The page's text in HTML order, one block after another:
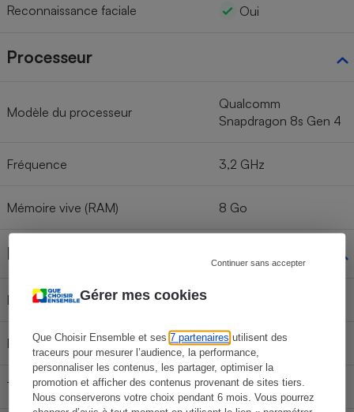
Gérer mes cookies
Que Choisir Ensemble et ses7 partenaires utilisent des
traceurs pour mesurer l’audience, la performance,
personnaliser les contenus, les partager, optimiser la
promotion et afficher des contenus provenant de sites tiers.
Nous conserverons votre choix pendant 6 mois. Vous pourrez
Continuer sans accepter
Reconnaissance faciale Oui
Processeur
Modèle du processeur
Qualcomm
Snapdragon 8s Gen 4
Fréquence 3,2 GHz
Mémoire vive (RAM) 8 Go
Écran
Diagonale de l'écran
Résolution de l'écran 2190 x 3504 pixels
Technologie de l'écran LCD